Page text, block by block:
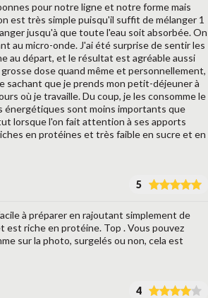
pour notre ligne et notre forme mais
est très simple puisqu'il suffit de mélanger 1
jusqu'à que toute l'eau soit absorbée. On
au micro-onde. J'ai été surprise de sentir les
au départ, et le résultat est agréable aussi
dose quand même et personnellement,
sachant que je prends mon petit-déjeuner à
où je travaille. Du coup, je les consomme le
énergétiques sont moins importants que
lorsque l'on fait attention à ses apports
en protéines et très faible en sucre et en
5
à préparer en rajoutant simplement de
est riche en protéine. Top . Vous pouvez
sur la photo, surgelés ou non, cela est
4